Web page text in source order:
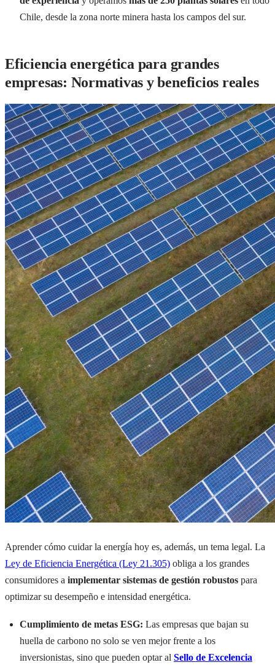
Chile, desde la zona norte minera hasta los campos del sur.
Eficiencia energética para grandes
empresas: Normativas y beneficios reales
Aprender cómo cuidar la energía hoy es, además, un tema legal. La
Ley de Eficiencia Energética (Ley 21.305) obliga a los grandes
consumidores a implementar sistemas de gestión robustos para
optimizar su desempeño e intensidad energética.
Cumplimiento de metas ESG: Las empresas que bajan su
huella de carbono no solo se ven mejor frente a los
inversionistas, sino que pueden optar al Sello de Excelencia